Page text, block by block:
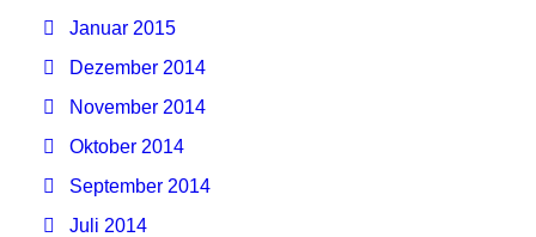
Januar 2015
Dezember 2014
November 2014
Oktober 2014
September 2014
Juli 2014